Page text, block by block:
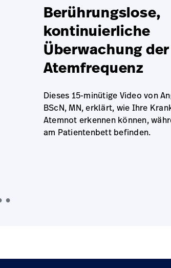
Berührungslose,
kontinuierliche
Überwachung
Atemfrequenz
Dieses 15-minütige Video von
BScN, MN, erklärt, wie Ihre
Atemnot erkennen können,
am Patientenbett befinden.